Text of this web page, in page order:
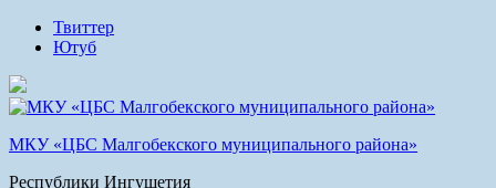
Твиттер
Ютуб
МКУ «ЦБС Малгобекского муниципального района»
Республики Ингушетия